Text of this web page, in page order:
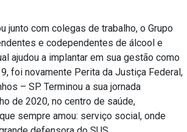
junto com colegas de trabalho, o Grupo
e codependentes de álcool e
ajudou a implantar em sua gestão como
foi novamente Perita da Justiça Federal,
– SP. Terminou a sua jornada
de 2020, no centro de saúde,
sempre amou: serviço social, onde